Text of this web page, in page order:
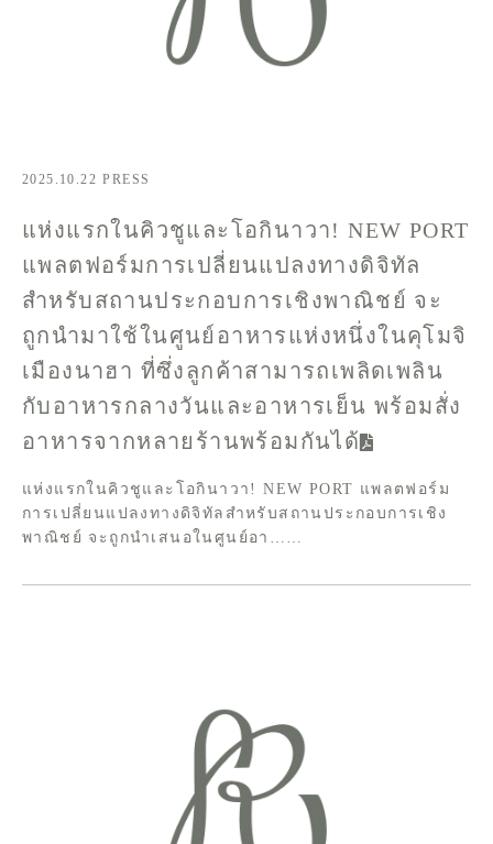
2025.10.22 PRESS
แห่งแรกในคิวชูและโอกินาวา! NEW PORT
แพลตฟอร์มการเปลี่ยนแปลงทางดิจิทัล
สำหรับสถานประกอบการเชิงพาณิชย์ จะ
ถูกนำมาใช้ในศูนย์อาหารแห่งหนึ่งในคุโมจิ
เมืองนาฮา ที่ซึ่งลูกค้าสามารถเพลิดเพลิน
กับอาหารกลางวันและอาหารเย็น พร้อมสั่ง
อาหารจากหลายร้านพร้อมกันได้
แห่งแรกในคิวชูและโอกินาวา! NEW PORT แพลตฟอร์ม
การเปลี่ยนแปลงทางดิจิทัลสำหรับสถานประกอบการเชิง
พาณิชย์ จะถูกนำเสนอในศูนย์อา……